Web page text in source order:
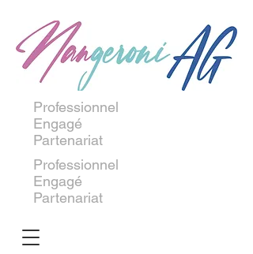
Professionnel
Engagé
Partenariat
Professionnel
Engagé
Partenariat